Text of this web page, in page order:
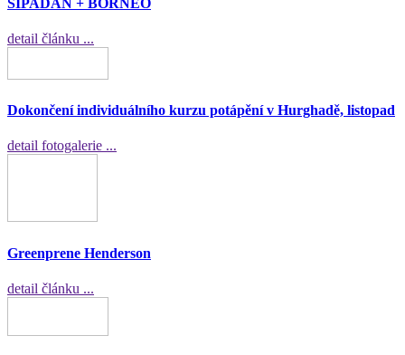
detail článku ...
Dokončení individuálního kurzu potápění v Hurghadě, listopad
detail fotogalerie ...
Greenprene Henderson
detail článku ...